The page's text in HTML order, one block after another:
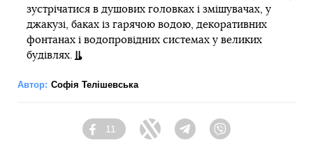
зустрічатися в душових головках і змішувачах, у
джакузі, баках із гарячою водою, декоративних
фонтанах і водопровідних системах у великих
будівлях.
Автор: Софія Телішевська
Facebook
11
Twitter Telegram